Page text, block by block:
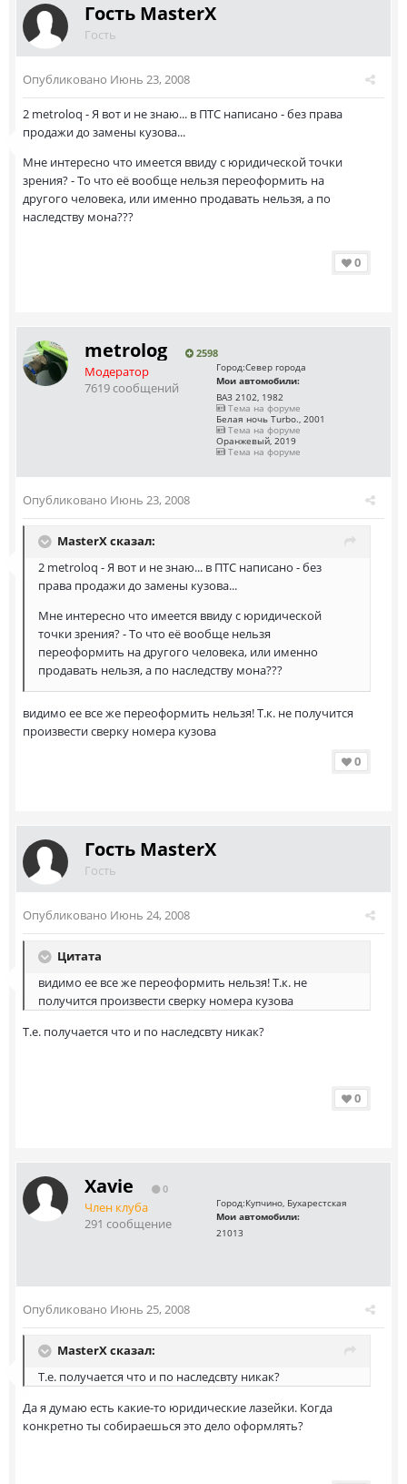
Гость MasterX
Гость
Опубликовано Июнь 23, 2008
2 metroloq - Я вот и не знаю... в ПТС написано - без права
продажи до замены кузова...
Мне интересно что имеется ввиду с юридической точки
зрения? - То что её вообще нельзя переоформить на
другого человека, или именно продавать нельзя, а по
наследству мона???
0
metrolog 2598
Модератор
7619 сообщений
Город:Север города
Мои автомобили:
ВАЗ 2102, 1982
Тема на форуме
Белая ночь Turbo., 2001
Тема на форуме
Оранжевый, 2019
Тема на форуме
Опубликовано Июнь 23, 2008
MasterX сказал:
2 metroloq - Я вот и не знаю... в ПТС написано - без
права продажи до замены кузова...
Мне интересно что имеется ввиду с юридической
точки зрения? - То что её вообще нельзя
переоформить на другого человека, или именно
продавать нельзя, а по наследству мона???
видимо ее все же переоформить нельзя! Т.к. не получится
произвести сверку номера кузова
0
Гость MasterX
Гость
Опубликовано Июнь 24, 2008
Цитата
видимо ее все же переоформить нельзя! Т.к. не
получится произвести сверку номера кузова
Т.е. получается что и по наследсвту никак?
0
Xavie 0
Член клуба
291 сообщение
Город:Купчино, Бухарестская
Мои автомобили:
21013
Опубликовано Июнь 25, 2008
MasterX сказал:
Т.е. получается что и по наследсвту никак?
Да я думаю есть какие-то юридические лазейки. Когда
конкретно ты собираешься это дело оформлять?